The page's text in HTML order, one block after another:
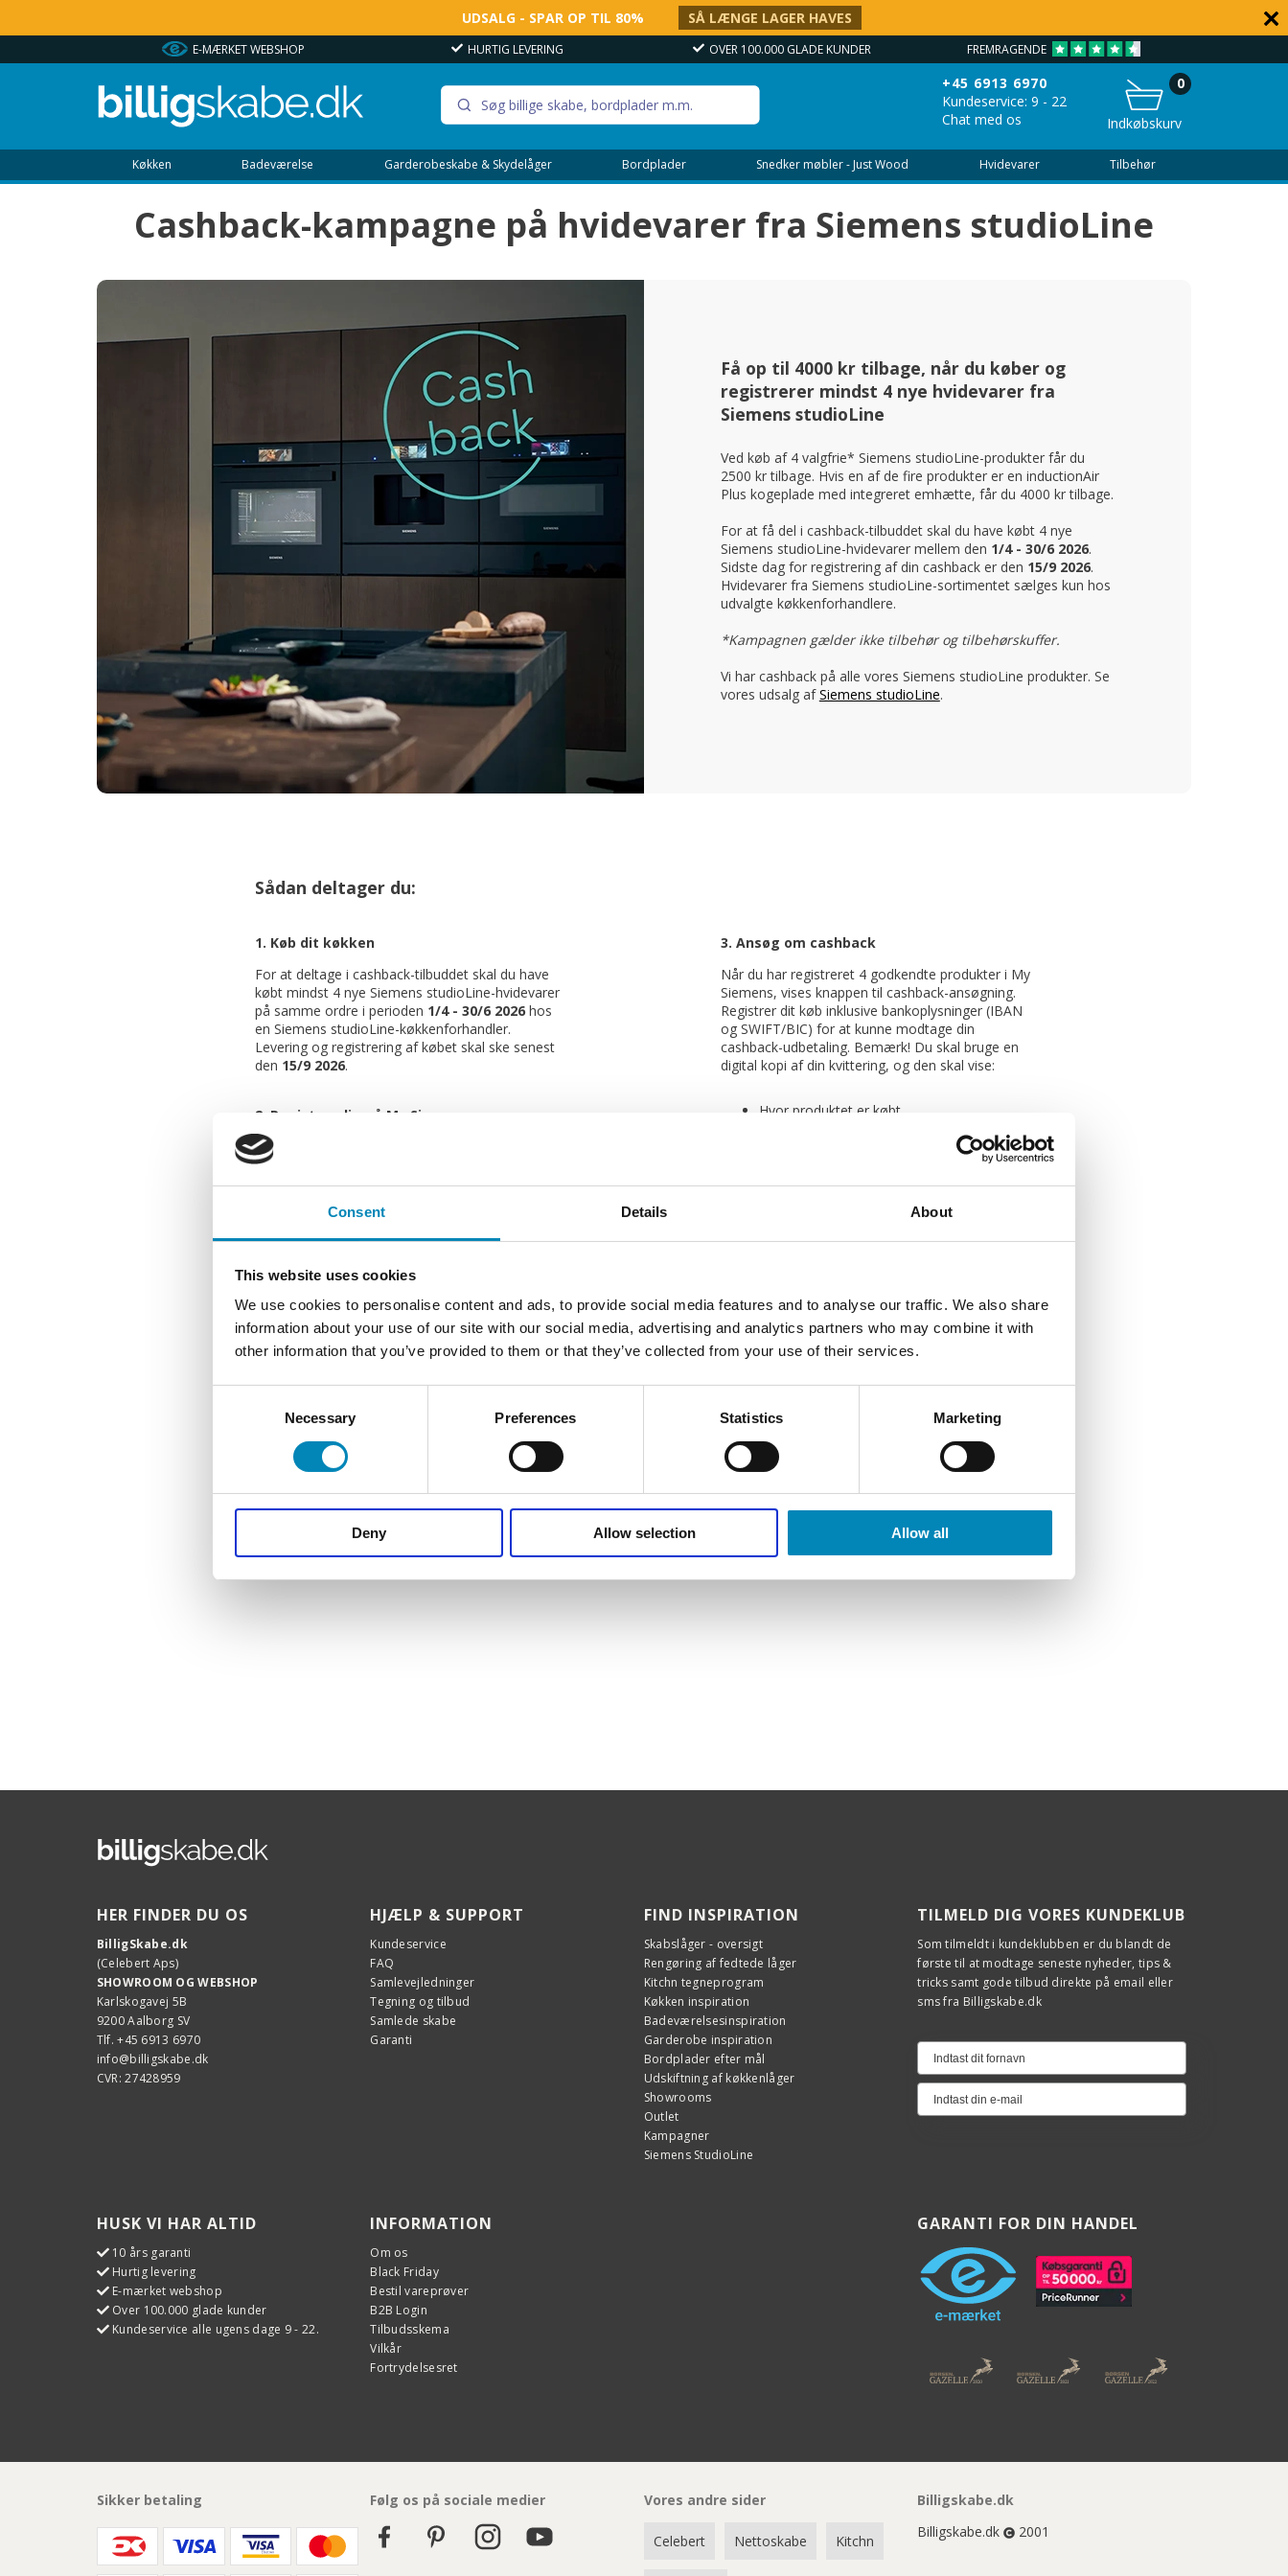
Consent Details About
This website uses cookies
We use cookies to personalise content and ads, to provide social media features and to analyse our traffic. We also share
information about your use of our site with our social media, advertising and analytics partners who may combine it with
other information that you’ve provided to them or that they’ve collected from your use of their services.
Necessary Preferences Statistics Marketing
Deny Allow selection Allow all
UDSALG - SPAR OP TIL 80% SÅ LÆNGE LAGER HAVES
E-MÆRKET WEBSHOP HURTIG LEVERING OVER 100.000 GLADE KUNDER FREMRAGENDE
+45 6913 6970
Kundeservice: 9 - 22
Chat med os
Indkøbskurv
0
Køkken Badeværelse Garderobeskabe & Skydelåger Bordplader Snedker møbler - Just Wood Hvidevarer Tilbehør
Cashback-kampagne på hvidevarer fra Siemens studioLine
Få op til 4000 kr tilbage, når du køber og
registrerer mindst 4 nye hvidevarer fra
Siemens studioLine
Ved køb af 4 valgfrie* Siemens studioLine-produkter får du
2500 kr tilbage. Hvis en af de fire produkter er en inductionAir
Plus kogeplade med integreret emhætte, får du 4000 kr tilbage.
For at få del i cashback-tilbuddet skal du have købt 4 nye
Siemens studioLine-hvidevarer mellem den 1/4 - 30/6 2026.
Sidste dag for registrering af din cashback er den 15/9 2026.
Hvidevarer fra Siemens studioLine-sortimentet sælges kun hos
udvalgte køkkenforhandlere.
*Kampagnen gælder ikke tilbehør og tilbehørskuffer.
Vi har cashback på alle vores Siemens studioLine produkter. Se
vores udsalg afSiemens studioLine.
Sådan deltager du:
1. Køb dit køkken
For at deltage i cashback-tilbuddet skal du have
købt mindst 4 nye Siemens studioLine-hvidevarer
på samme ordre i perioden 1/4 - 30/6 2026 hos
en Siemens studioLine-køkkenforhandler.
Levering og registrering af købet skal ske senest
den 15/9 2026.
2. Registrer dig på My Siemens
Registrer dig og dine produkter på My Siemens
for at kunne deltage i kampagnen og få 150
dages returret.
My Siemens er en kundeklub. Det er gratis at
være medlem. Alt, hvad der vedrører dine
f.eks. brugervejledninger, service og tilbehør. Alle
3. Ansøg om cashback
Når du har registreret 4 godkendte produkter i My
Siemens, vises knappen til cashback-ansøgning.
Registrer dit køb inklusive bankoplysninger (IBAN
og SWIFT/BIC) for at kunne modtage din
cashback-udbetaling. Bemærk! Du skal bruge en
digital kopi af din kvittering, og den skal vise:
Hvor produktet er købt
Hvis modelnummeret ikke er synligt på
kvitteringen, skal du også vedhæfte et dokument,
ordrebekræftelse eller en leveringsseddel. Hvis alt
Du kan ansøge om cashbackher
HER FINDER DU OS
BilligSkabe.dk
(Celebert Aps)
SHOWROOM OG WEBSHOP
Karlskogavej 5B
9200 Aalborg SV
Tlf. +45 6913 6970
info@billigskabe.dk
CVR: 27428959
HJÆLP & SUPPORT
Kundeservice
FAQ
Samlevejledninger
Tegning og tilbud
Samlede skabe
Garanti
FIND INSPIRATION
Skabslåger - oversigt
Rengøring af fedtede låger
Kitchn tegneprogram
Køkken inspiration
Badeværelsesinspiration
Garderobe inspiration
Bordplader efter mål
Udskiftning af køkkenlåger
Showrooms
Outlet
Kampagner
Siemens StudioLine
TILMELD DIG VORES KUNDEKLUB
Som tilmeldt i kundeklubben er du blandt de
første til at modtage seneste nyheder, tips &
tricks samt gode tilbud direkte på email eller
sms fra Billigskabe.dk
HUSK VI HAR ALTID
10 års garanti
Hurtig levering
E-mærket webshop
Over 100.000 glade kunder
Kundeservice alle ugens dage 9 - 22.
INFORMATION
Om os
Black Friday
Bestil vareprøver
B2B Login
Tilbudsskema
Vilkår
Fortrydelsesret
GARANTI FOR DIN HANDEL
Sikker betaling Følg os på sociale medier Vores andre sider
Celebert Nettoskabe Kitchn
Billigskabe.dk
Billigskabe.dk
2001